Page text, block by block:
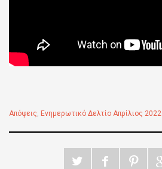
Απόψεις, Ενημερωτικό Δελτίο Απρίλιος 2022